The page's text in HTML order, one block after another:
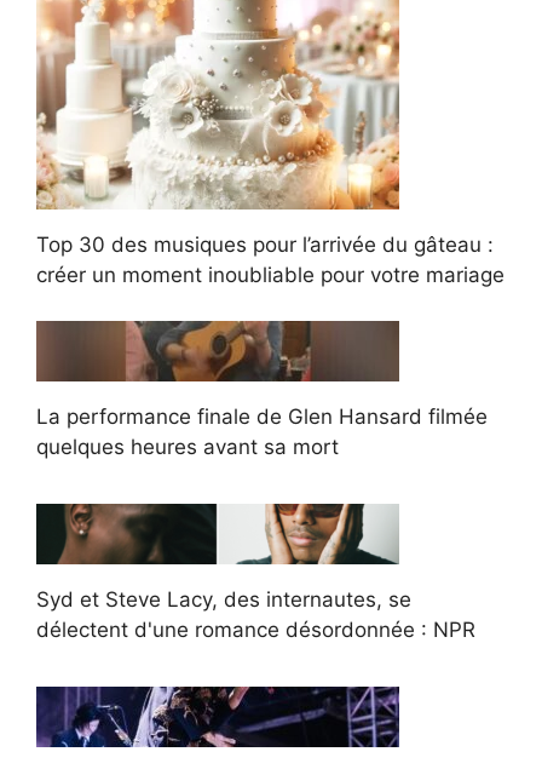
Top 30 des musiques pour l’arrivée du gâteau :
créer un moment inoubliable pour votre mariage
La performance finale de Glen Hansard filmée
quelques heures avant sa mort
Syd et Steve Lacy, des internautes, se
délectent d'une romance désordonnée : NPR